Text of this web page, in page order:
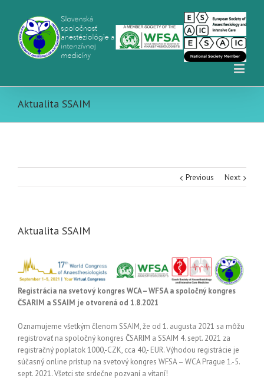
Aktualita SSAIM
Previous Next
Aktualita SSAIM
Registrácia na svetový kongres WCA – WFSA a spoločný kongres
ČSARIM a SSAIM je otvorená od 1.8.2021
Oznamujeme všetkým členom SSAIM, že od 1. augusta 2021 sa môžu
registrovať na spoločný kongres ČSARIM a SSAIM 4. sept. 2021 za
registračný poplatok 1000,-CZK, cca 40,- EUR. Výhodou registrácie je
súčasný online prístup na svetový kongres WFSA – WCA Prague 1.-5.
sept. 2021. Všetci ste srdečne pozvaní a vítaní!